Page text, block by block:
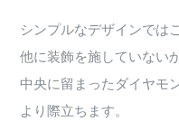
シンプルなデザインでは
他に装飾を施していない
中央に留まったダイヤモ
より際立ちます。